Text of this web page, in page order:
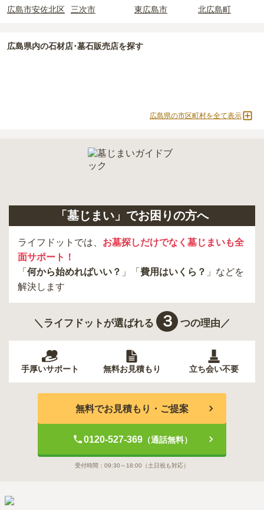
広島市安佐北区
三次市 東広島市 北広島町
広島県内の石材店･墓石販売店を探す
広島県の市区町村を全て表示
「墓じまい」でお困りの方へ
ライフドットでは、 お墓探しだけでなく墓じまいも全
面サポート！
「 何から始めればいい？ 」「 費用はいくら？ 」などを
解決します
＼ライフドットが選ばれる ３ つの理由／
手厚いサポート 無料お見積もり 立ち会い不要
無料でお見積もり・ご提案
0120-527-369（通話無料）
受付時間： 09:30～18:00 （土日祝も対応）